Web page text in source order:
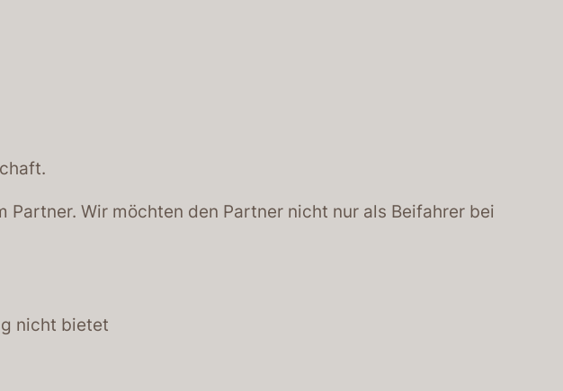
Wir möchten den Partner nicht nur als Beifahrer bei
nicht bietet